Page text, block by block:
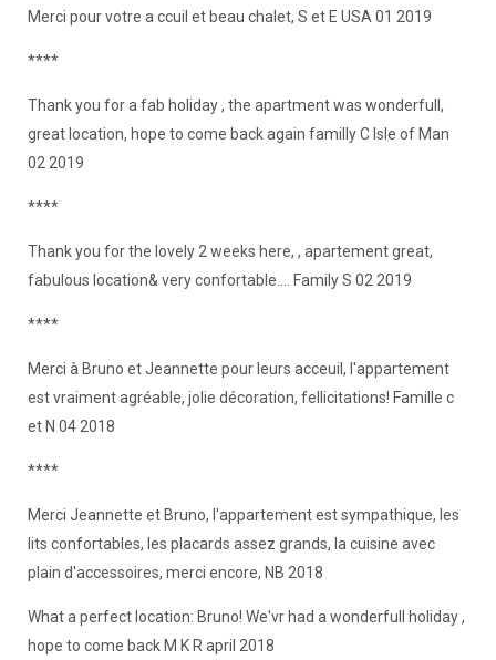
Merci pour votre a ccuil et beau chalet, S et E USA 01 2019
****
Thank you for a fab holiday , the apartment was wonderfull,
great location, hope to come back again familly C Isle of Man
02 2019
****
Thank you for the lovely 2 weeks here, , apartement great,
fabulous location& very confortable.... Family S 02 2019
****
Merci à Bruno et Jeannette pour leurs acceuil, l'appartement
est vraiment agréable, jolie décoration, fellicitations! Famille c
et N 04 2018
****
Merci Jeannette et Bruno, l'appartement est sympathique, les
lits confortables, les placards assez grands, la cuisine avec
plain d'accessoires, merci encore, NB 2018
What a perfect location: Bruno! We'vr had a wonderfull holiday ,
hope to come back M K R april 2018